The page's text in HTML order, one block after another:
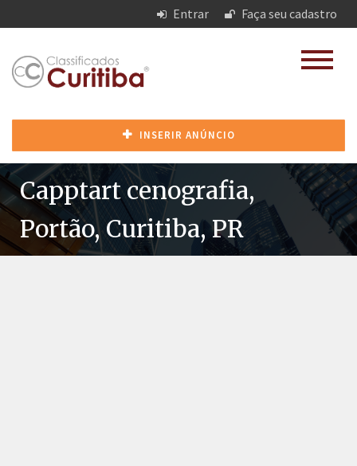
Entrar Faça seu cadastro
INSERIR ANÚNCIO
Capptart cenografia,
Portão, Curitiba, PR